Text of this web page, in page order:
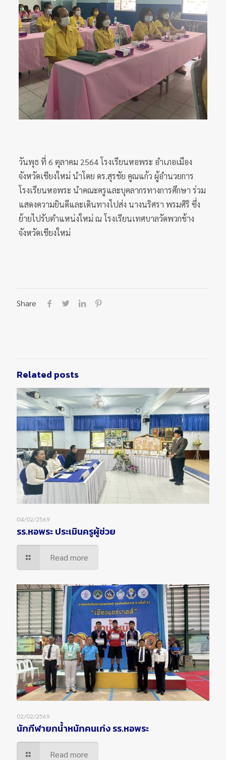
วันพุธ ที่ 6 ตุลาคม 2564 โรงเรียนหอพระ อำเภอเมือง
จังหวัดเชียงใหม่ นำโดย ดร.สุรชัย คูณแก้ว ผู้อำนวยการ
โรงเรียนหอพระ นำคณะครูและบุคลากรทางการศึกษา ร่วม
แสดงความยินดีและเดินทางไปส่ง นางนริศรา พรมศิริ ซึ่ง
ย้ายไปรับตำแหน่งใหม่ ณ โรงเรียนเทศบาลวัดพวกช้าง
จังหวัดเชียงใหม่
Share
Related posts
04/02/2569
รร.หอพระ ประเมินครูผู้ช่วย
Read more
02/02/2569
นักกีฬายกน้ำหนักคนเก่ง รร.หอพระ
Read more